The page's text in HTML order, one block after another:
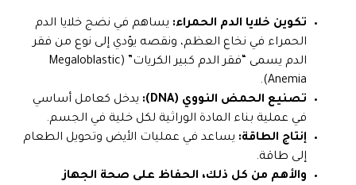
تكوين خلايا الدم الحمراء: يساهم في نضج خلايا الدم
الحمراء في نخاع العظم، ونقصه يؤدي إلى نوع من فقر
الدم يسمى “فقر الدم كبير الكريات” (Megaloblastic
Anemia).
تصنيع الحمض النووي (DNA):
يدخل كعامل أساسي
في عملية بناء المادة الوراثية لكل خلية في الجسم.
إنتاج الطاقة: يساعد في عمليات الأيض وتحويل الطعام
إلى طاقة.
والأهم من كل ذلك، الحفاظ على صحة الجهاز